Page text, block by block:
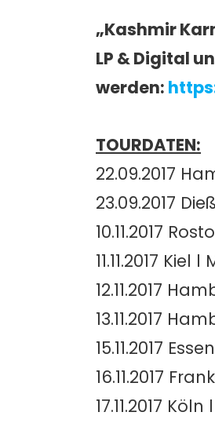
„Kashmir
LP & Digital
werden:
TOURDATEN:
22.09.2017
23.09.2017
10.11.2017
11.11.2017 Kiel l
12.11.2017
13.11.2017
15.11.2017
16.11.2017
17.11.2017